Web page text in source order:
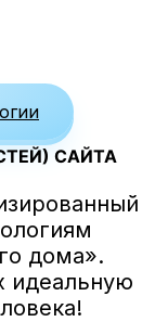
САЙТА
дома».
идеальную